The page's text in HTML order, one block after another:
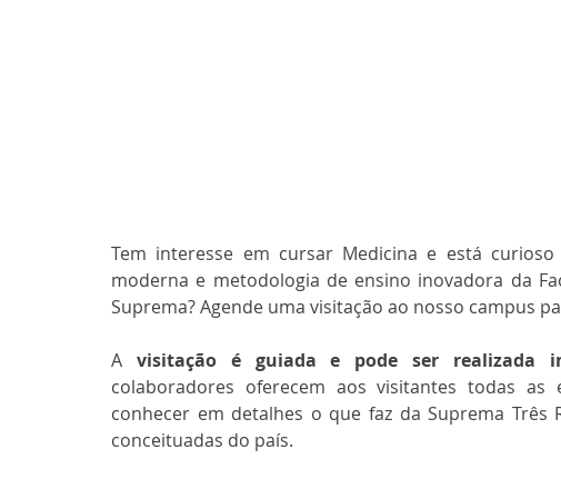
Tem interesse em cursar Medicina e está
moderna e metodologia de ensino inovadora da
Suprema? Agende uma visitação ao nosso campus
A visitação é guiada e pode ser realizada
colaboradores oferecem aos visitantes todas as
conhecer em detalhes o que faz da Suprema Três
conceituadas do país.